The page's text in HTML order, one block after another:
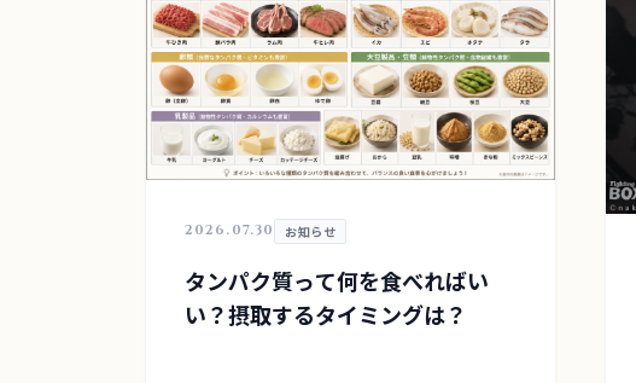
2026.07.30 お知らせ
タンパク質って何を食べればい
い？摂取するタイミングは？